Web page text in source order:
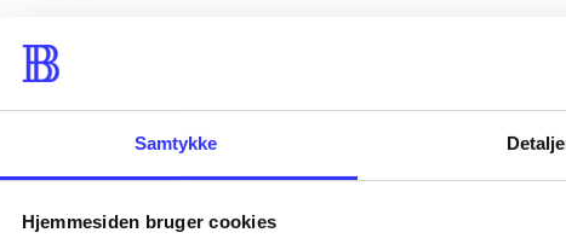
Samtykke
Hjemmesiden bruger cookies